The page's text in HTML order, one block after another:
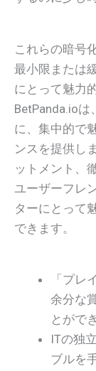
これらの暗号
最小限または
にとって魅力
BetPanda.io
に、集中的で
ンスを提供し
ットメント、
ユーザーフレ
ターにとって
できます。
「プレ
余分な
とがで
ITの独
ブルを